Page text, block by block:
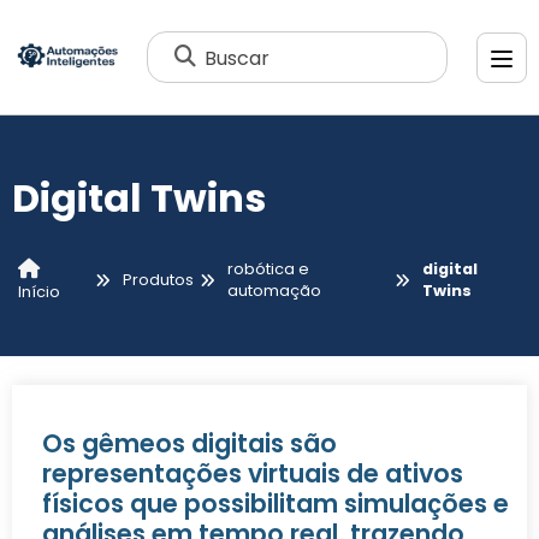
Buscar
Digital Twins
Início
Produtos
robótica e
automação
digital
Twins
Os gêmeos digitais são
representações virtuais de ativos
físicos que possibilitam simulações e